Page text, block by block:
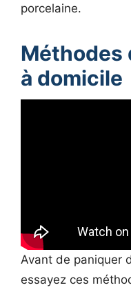
porcelaine.
Méthodes
à domicile
Avant de paniquer
essayez ces